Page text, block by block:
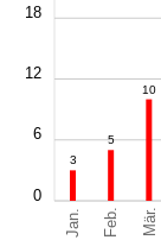
Jan. Feb. Mär.
0
6
12
18
3
5
10